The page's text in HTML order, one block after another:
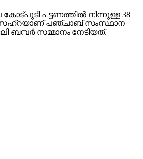
പട്ടണത്തില്‍ നിന്നുള്ള 38
പഞ്ചാബ് സംസ്ഥാന
ബമ്പര്‍ സമ്മാനം നേടിയത്.